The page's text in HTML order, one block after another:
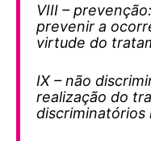
VIII –
prevenir a
virtude do
IX – não
realização do
discriminatórios